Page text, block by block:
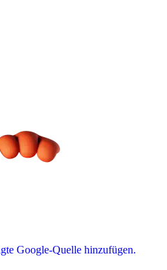
Google-Quelle hinzufügen.